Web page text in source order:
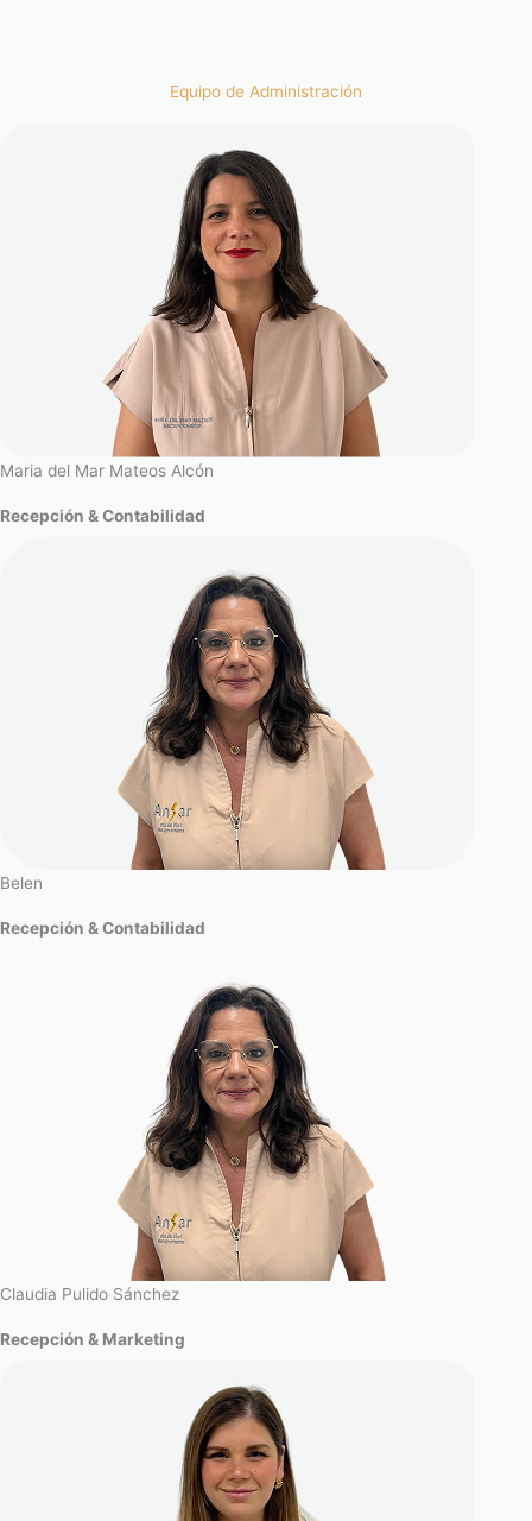
Equipo de Administración
Maria del Mar Mateos Alcón
Recepción & Contabilidad
Belen
Recepción & Contabilidad
Claudia Pulido Sánchez
Recepción & Marketing